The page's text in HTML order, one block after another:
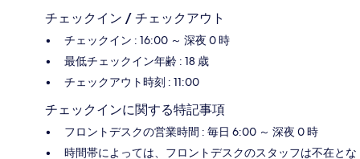
チェックイン / チェックアウト
チェックイン : 16:00 ～ 深夜 0 時
最低チェックイン年齢 : 18 歳
チェックアウト時刻 : 11:00
チェックインに関する特記事項
フロントデスクの営業時間 : 毎日 6:00 ～ 深夜 0 時
時間帯によっては、フロントデスクのスタッフは不在とな